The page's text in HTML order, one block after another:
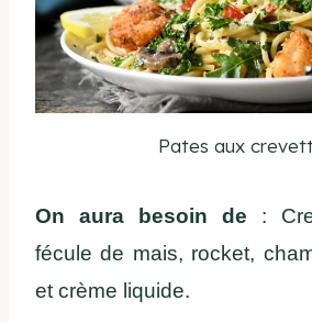
Pates aux
On aura besoin de :
fécule de mais, rocket,
et crème liquide.